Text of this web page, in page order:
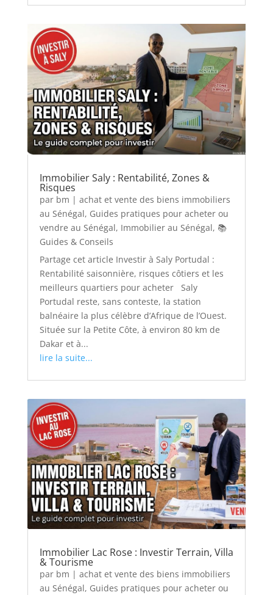
Immobilier Saly : Rentabilité, Zones &
Risques
par bm | achat et vente des biens immobiliers
au Sénégal, Guides pratiques pour acheter ou
vendre au Sénégal, Immobilier au Sénégal, 📚
Guides & Conseils
Partage cet article Investir à Saly Portudal :
Rentabilité saisonnière, risques côtiers et les
meilleurs quartiers pour acheter Saly
Portudal reste, sans conteste, la station
balnéaire la plus célèbre d’Afrique de l’Ouest.
Située sur la Petite Côte, à environ 80 km de
Dakar et à...
lire la suite...
Immobilier Lac Rose : Investir Terrain, Villa
& Tourisme
par bm | achat et vente des biens immobiliers
au Sénégal, Guides pratiques pour acheter ou